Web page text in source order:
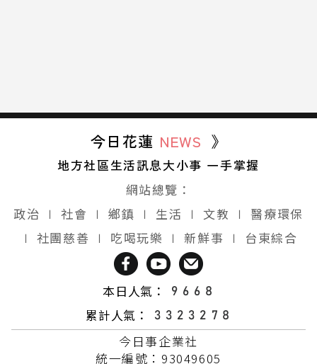
今日花蓮 NEWS 》
地方社區生活訊息大小事 一手掌握
網站總覽：
政治 ∣ 社會 ∣ 鄉鎮 ∣ 生活 ∣ 文教 ∣
醫療環保
∣ 社團慈善 ∣ 吃喝玩樂 ∣ 新鮮事 ∣ 台東綜合
本日人氣：
累計人氣：
今日事企業社
統一編號：93049605